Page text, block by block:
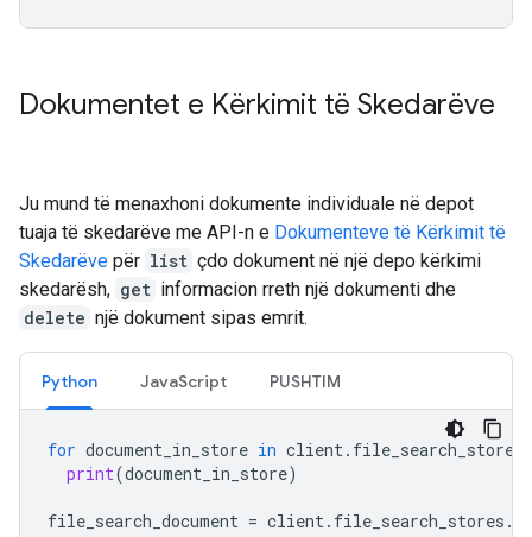
Dokumentet e Kërkimit të Skedarëve
Ju mund të menaxhoni dokumente individuale në depot
tuaja të skedarëve me API-n e Dokumenteve të Kërkimit të
Skedarëve për list çdo dokument në një depo kërkimi
skedarësh, get informacion rreth një dokumenti dhe
delete një dokument sipas emrit.
Python JavaScript PUSHTIM
for document_in_store in client. file_search_stores
print(document_in_store)
file_search_document = client. file_search_stores .